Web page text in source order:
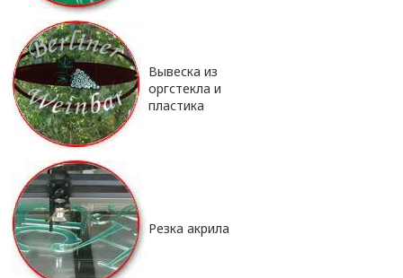
Вывеска из
оргстекла и
пластика
Резка акрила